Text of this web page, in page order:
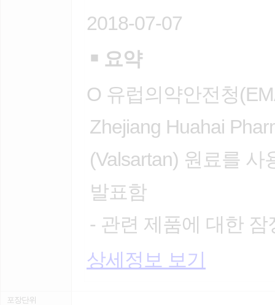
2018-07-07
￭ 요약
O 유럽의약안전청
Zhejiang Huahai
(Valsartan) 원료를
발표함
- 관련 제품에 대한
상세정보 보기
포장단위